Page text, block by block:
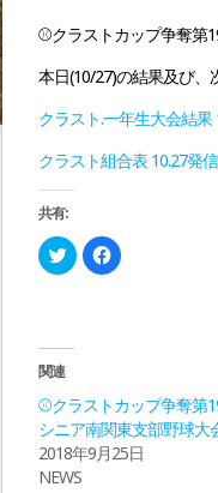
⚾クラストカップ争奪第
本日(10/27)の結果及び、
クラスト.一年生大会結果
クラスト組合表 10.27発信
共有:
ク
リ
w
t
e
r
で
共
有
(
F
a
有
す
る
に
は
関連
⚾クラストカップ争奪第
シニア南関東支部野球大
2018年9月25日
NEWS
ナ
ビ
ゲ
ー
シ
ョ
ン